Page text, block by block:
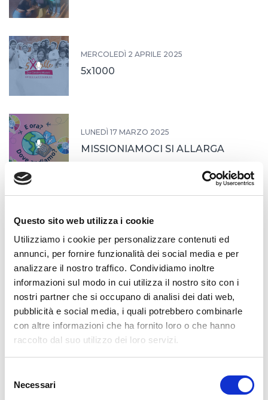
Questo sito web utilizza i cookie
Utilizziamo i cookie per personalizzare contenuti ed
annunci, per fornire funzionalità dei social media e per
analizzare il nostro traffico. Condividiamo inoltre
informazioni sul modo in cui utilizza il nostro sito con i
nostri partner che si occupano di analisi dei dati web,
pubblicità e social media, i quali potrebbero combinarle
con altre informazioni che ha fornito loro o che hanno
raccolto dal suo utilizzo dei loro servizi.
delNecessari
MERCOLEDÌ 2 APRILE 2025
5x1000
LUNEDÌ 17 MARZO 2025
MISSIONIAMOCI SI ALLARGA
Cerimonia in Quirinale
MARTEDÌ 18 FEBBRAIO 2025
PROROGA SCADENZA DOMANDE
SCU